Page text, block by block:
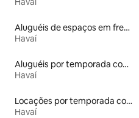
Aluguéis de espaços em frente à praia
Havaí
Aluguéis por temporada com caiaque
Havaí
Locações por temporada com piscina
Havaí